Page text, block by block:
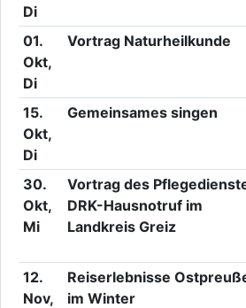
Di
01.
Okt,
Di
Vortrag Naturheilkunde
15.
Okt,
Di
Gemeinsames singen
30.
Okt,
Mi
Vortrag des
DRK-Hausnotruf im
Landkreis Greiz
12.
Nov,
Reiserlebnisse
im Winter